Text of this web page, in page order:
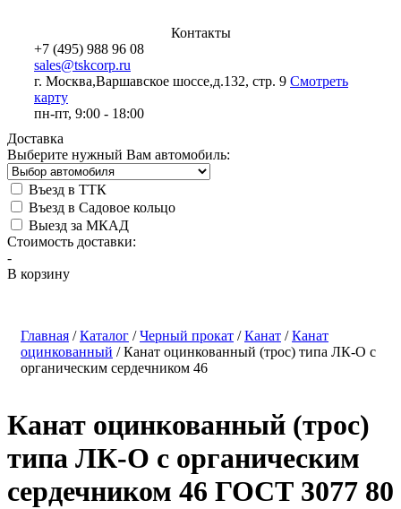
Контакты
+7 (495) 988 96 08
sales@tskcorp.ru
г. Москва,Варшавское шоссе,д.132, стр. 9 Смотреть
карту
пн-пт, 9:00 - 18:00
Доставка
Выберите нужный Вам автомобиль:
Въезд в ТТК
Въезд в Садовое кольцо
Выезд за МКАД
Стоимость доставки:
-
В корзину
Главная /Каталог /Черный прокат /Канат /Канат
оцинкованный /Канат оцинкованный (трос) типа ЛК-О с
органическим сердечником 46
Канат оцинкованный (трос)
типа ЛК-О с органическим
сердечником 46 ГОСТ 3077 80